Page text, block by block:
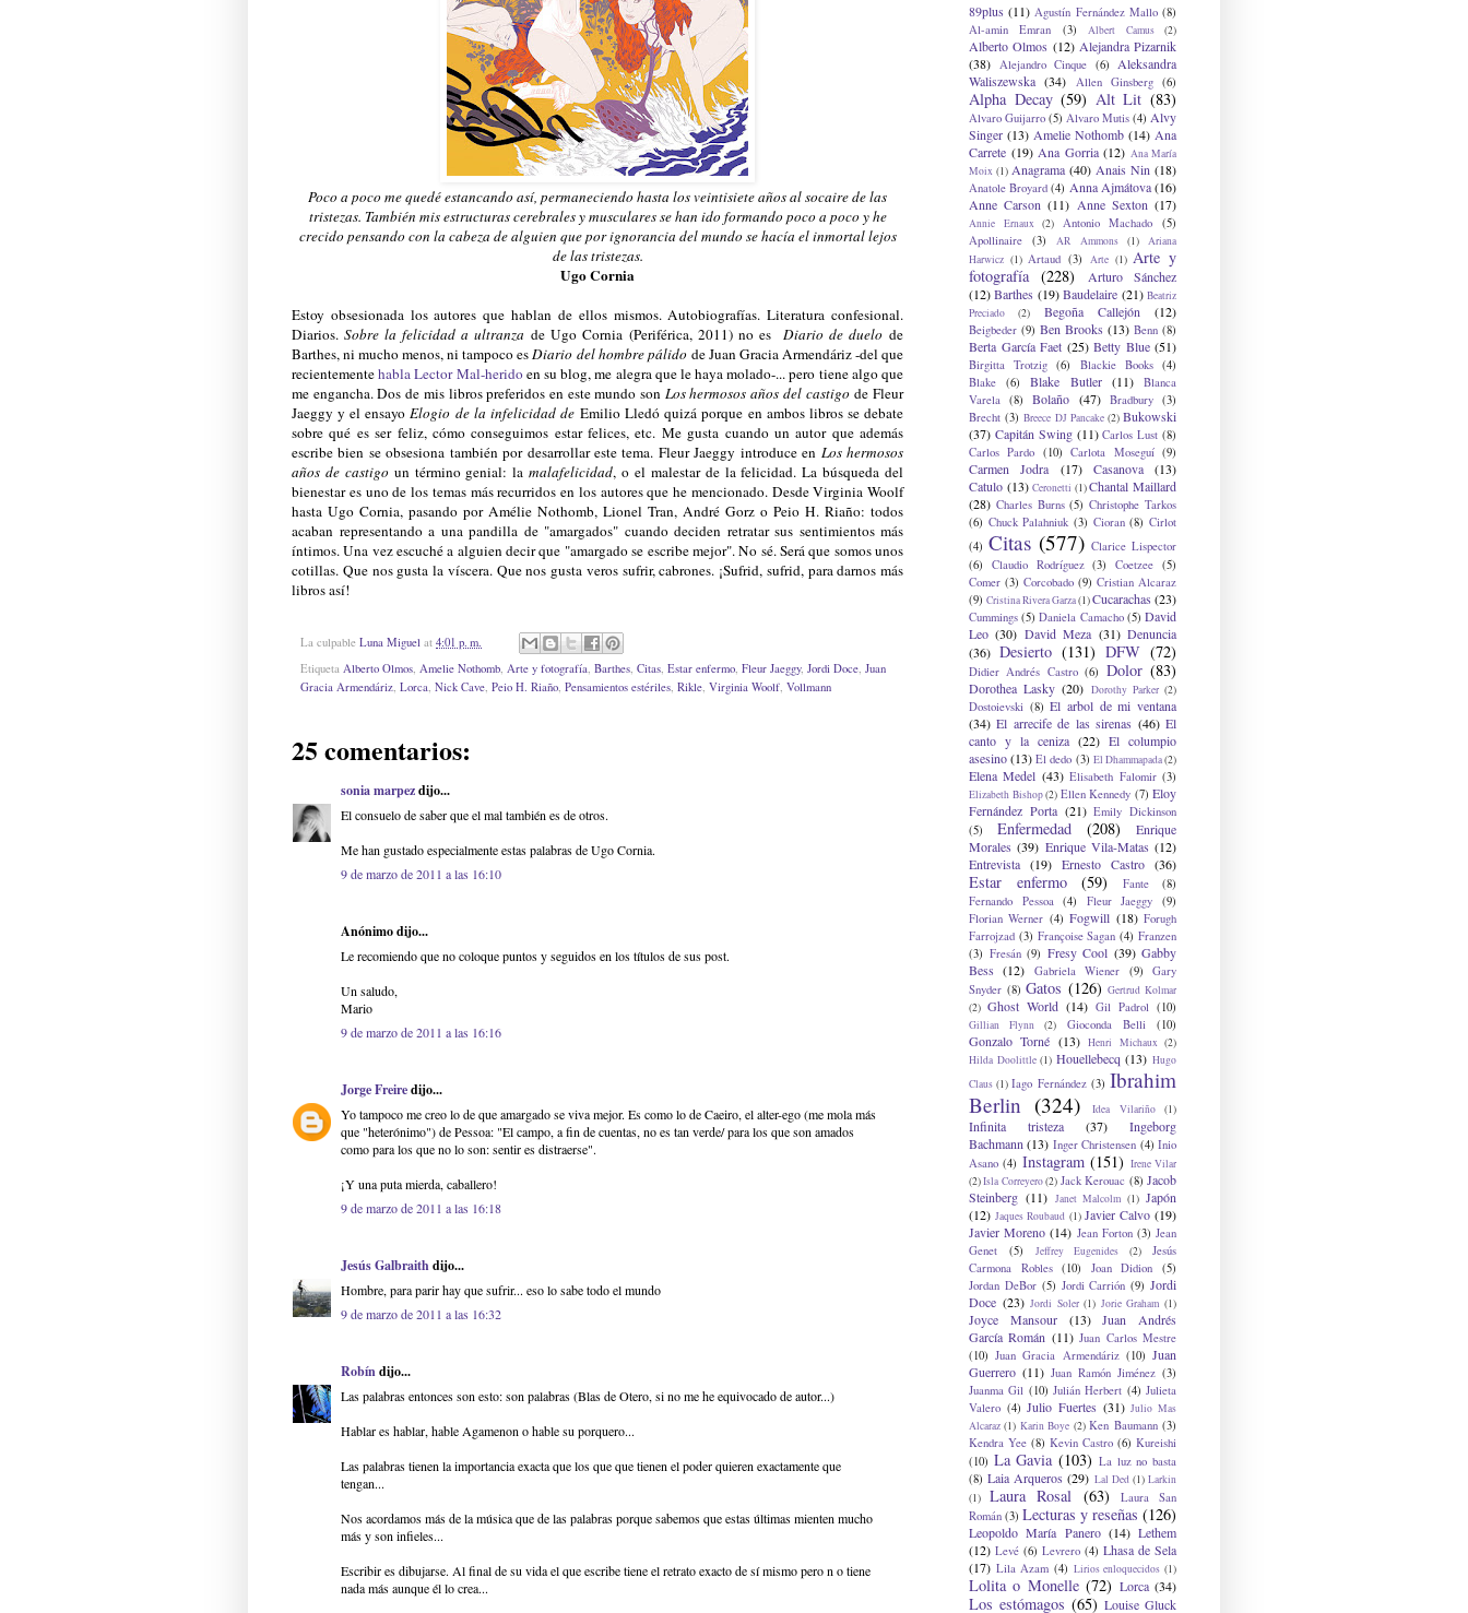
Poco a poco me quedé estancando así, permaneciendo hasta los veintisiete años al socaire de las
tristezas. También mis estructuras cerebrales y musculares se han ido formando poco a poco y he
crecido pensando con la cabeza de alguien que por ignorancia del mundo se hacía el inmortal lejos
de las tristezas.
Ugo Cornia
Estoy obsesionada los autores que hablan de ellos mismos. Autobiografías. Literatura confesional.
Diarios.Sobre la felicidad a ultranza de Ugo Cornia (Periférica, 2011) no es Diario de duelo de
Barthes, ni mucho menos, ni tampoco esDiario del hombre pálido de Juan Gracia Armendáriz -del que
recientementehabla Lector Mal-herido en su blog, me alegra que le haya molado-... pero tiene algo que
me engancha. Dos de mis libros preferidos en este mundo son Los hermosos años del castigo de Fleur
Jaeggy y el ensayo Elogio de la infelicidad deEmilio Lledó quizá porque en ambos libros se debate
sobre qué es ser feliz, cómo conseguimos estar felices, etc. Me gusta cuando un autor que además
escribe bien se obsesiona también por desarrollar este tema. Fleur Jaeggy introduce en Los hermosos
años de castigo un término genial: lamalafelicidad, o el malestar de la felicidad. La búsqueda del
bienestar es uno de los temas más recurridos en los autores que he mencionado. Desde Virginia Woolf
hasta Ugo Cornia, pasando por Amélie Nothomb, Lionel Tran, André Gorz o Peio H. Riaño: todos
acaban representando a una pandilla de "amargados" cuando deciden retratar sus sentimientos más
íntimos. Una vez escuché a alguien decir que "amargado se escribe mejor". No sé. Será que somos unos
cotillas. Que nos gusta la víscera. Que nos gusta veros sufrir, cabrones. ¡Sufrid, sufrid, para darnos más
libros así!
La culpable Luna Miguel at 4:01 p. m.
Etiqueta Alberto Olmos, Amelie Nothomb, Arte y fotografía, Barthes, Citas, Estar enfermo, Fleur Jaeggy, Jordi Doce, Juan
Gracia Armendáriz, Lorca, Nick Cave, Peio H. Riaño, Pensamientos estériles, Rikle, Virginia Woolf, Vollmann
25 comentarios:
sonia marpezdijo...
El consuelo de saber que el mal también es de otros.
Me han gustado especialmente estas palabras de Ugo Cornia.
9 de marzo de 2011 a las 16:10
Anónimo dijo...
Le recomiendo que no coloque puntos y seguidos en los títulos de sus post.
Un saludo,
Mario
9 de marzo de 2011 a las 16:16
Jorge Freiredijo...
Yo tampoco me creo lo de que amargado se viva mejor. Es como lo de Caeiro, el alter-ego (me mola más
que "heterónimo") de Pessoa: "El campo, a fin de cuentas, no es tan verde/ para los que son amados
como para los que no lo son: sentir es distraerse".
¡Y una puta mierda, caballero!
9 de marzo de 2011 a las 16:18
Jesús Galbraithdijo...
Hombre, para parir hay que sufrir... eso lo sabe todo el mundo
9 de marzo de 2011 a las 16:32
Robíndijo...
Las palabras entonces son esto: son palabras (Blas de Otero, si no me he equivocado de autor...)
Hablar es hablar, hable Agamenon o hable su porquero...
Las palabras tienen la importancia exacta que los que que tienen el poder quieren exactamente que
tengan...
Nos acordamos más de la música que de las palabras porque sabemos que estas últimas mienten mucho
más y son infieles...
Escribir es dibujarse. Al final de su vida el que escribe tiene el retrato exacto de sí mismo pero n o tiene
nada más aunque él lo crea...
89plus (11) Agustín Fernández Mallo (8)
Al-amin Emran
(3) Albert Camus (2)
Alberto Olmos (12) Alejandra Pizarnik
(38)
Alejandro Cinque (6)
Aleksandra
Waliszewska (34) Allen Ginsberg (6)
Alpha Decay (59) Alt Lit (83)
Alvaro Guijarro (5) Alvaro Mutis (4) Alvy
Singer (13) Amelie Nothomb (14) Ana
Carrete (19) Ana Gorria (12) Ana María
Moix (1) Anagrama (40) Anais Nin (18)
Anatole Broyard (4) Anna Ajmátova (16)
Anne Carson (11) Anne Sexton (17)
Annie Ernaux (2) Antonio Machado
(5)
Apollinaire
(3) AR Ammons (1)
Ariana
Harwicz (1) Artaud (3) Arte (1) Arte y
fotografía (228)
Arturo Sánchez
(12) Barthes (19) Baudelaire (21) Beatriz
Preciado
(2) Begoña Callejón (12)
Beigbeder (9) Ben Brooks (13) Benn (8)
Berta García Faet (25) Betty Blue (51)
Birgitta Trotzig (6) Blackie Books (4)
Blake
(6) Blake Butler (11)
Blanca
Varela
(8) Bolaño (47) Bradbury (3)
Brecht (3) Breece DJ Pancake (2) Bukowski
(37) Capitán Swing (11) Carlos Lust (8)
Carlos Pardo (10) Carlota Moseguí (9)
Carmen Jodra (17) Casanova
(13)
Catulo (13) Ceronetti (1) Chantal Maillard
(28) Charles Burns (5) Christophe Tarkos
(6) Chuck Palahniuk (3) Cioran (8) Cirlot
(4) Citas (577) Clarice Lispector
(6)
Claudio Rodríguez (3) Coetzee (5)
Comer (3) Corcobado (9) Cristian Alcaraz
(9) Cristina Rivera Garza(1)Cucarachas (23)
Cummings (5) Daniela Camacho (5) David
Leo (30) David Meza (31) Denuncia
(36) Desierto (131) DFW (72)
Didier Andrés Castro (6) Dolor (83)
Dorothea Lasky (20) Dorothy Parker (2)
Dostoievski (8) El arbol de mi ventana
(34) El arrecife de las sirenas (46) El
canto y la ceniza (22) El columpio
asesino(13) El dedo (3) El Dhammapada(2)
Elena Medel (43) Elisabeth Falomir (3)
Elizabeth Bishop(2) Ellen Kennedy (7) Eloy
Fernández Porta (21) Emily Dickinson
(5)
Enfermedad (208)
Enrique
Morales (39) Enrique Vila-Matas (12)
Entrevista (19) Ernesto Castro (36)
Estar enfermo (59) Fante
(8)
Fernando Pessoa
(4) Fleur Jaeggy
(9)
Florian Werner (4) Fogwill (18) Forugh
Farrojzad (3) Françoise Sagan (4) Franzen
(3) Fresán (9) Fresy Cool (39) Gabby
Bess (12) Gabriela Wiener (9)
Gary
Snyder (8) Gatos (126) Gertrud Kolmar
(2) Ghost World (14) Gil Padrol (10)
Gillian Flynn (2) Gioconda Belli (10)
Gonzalo Torné (13) Henri Michaux (2)
Hilda Doolittle (1) Houellebecq (13) Hugo
Claus (1) Iago Fernández (3) Ibrahim
Berlin (324) Idea Vilariño (1)
Infinita tristeza (37)
Ingeborg
Bachmann (13) Inger Christensen (4) Inio
Asano (4) Instagram (151) Irene Vilar
(2)Isla Correyero(2) Jack Kerouac (8) Jacob
Steinberg (11) Janet Malcolm (1) Japón
(12) Jaques Roubaud (1) Javier Calvo (19)
Javier Moreno (14) Jean Forton (3) Jean
Genet
(5) Jeffrey Eugenides (2)
Jesús
Carmona Robles
(10) Joan Didion
(5)
Jordan DeBor (5) Jordi Carrión (9) Jordi
Doce (23) Jordi Soler (1) Jorie Graham (1)
Joyce Mansour (13)
Juan Andrés
García Román (11) Juan Carlos Mestre
(10) Juan Gracia Armendáriz (10) Juan
Guerrero (11) Juan Ramón Jiménez (3)
Juanma Gil (10) Julián Herbert (4) Julieta
Valero (4) Julio Fuertes (31) Julio Mas
Alcaraz (1) Karin Boye (2) Ken Baumann (3)
Kendra Yee (8) Kevin Castro (6) Kureishi
(10) La Gavia (103) La luz no basta
(8) Laia Arqueros (29) Lal Ded (1) Larkin
(1)
Laura Rosal (63)
Laura San
Román (3) Lecturas y reseñas (126)
Leopoldo María Panero (14) Lethem
(12) Levé (6) Levrero (4) Lhasa de Sela
(17) Lila Azam (4) Lirios enloquecidos (1)
Lolita o Monelle (72) Lorca (34)
Los estómagos (65) Louise Gluck